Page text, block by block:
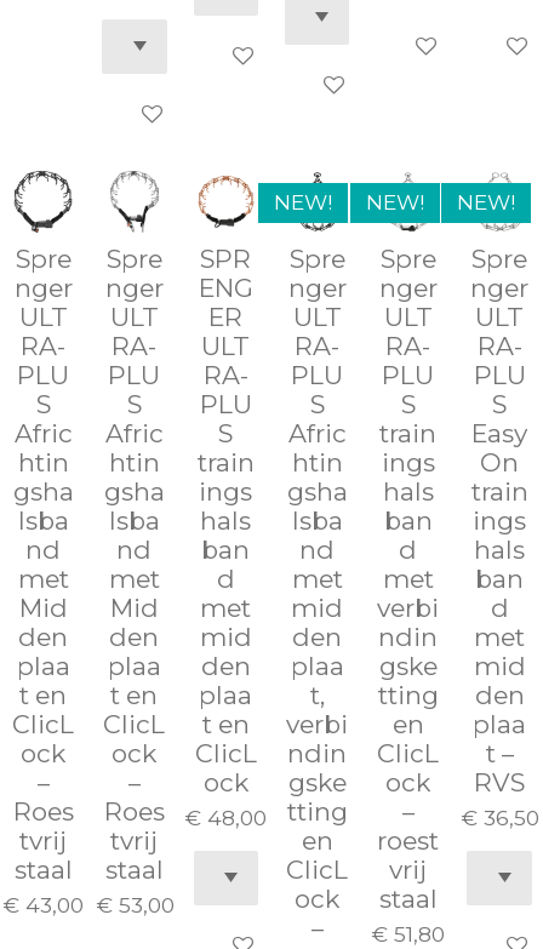
In winkelwagen
In winkelwagen
In winkelwagen
In In
Spre
nger
ULT
RA-
PLU
S
Afric
htin
gsha
lsba
nd
met
Mid
den
plaa
t en
ClicL
ock
–
Roes
tvrij
staal
€ 43,00
Spre
nger
ULT
RA-
PLU
S
Afric
htin
gsha
lsba
nd
met
Mid
den
plaa
t en
ClicL
ock
–
Roes
tvrij
staal
€ 53,00
SPR
ENG
ER
ULT
RA-
PLU
S
train
ings
hals
ban
d
met
mid
den
plaa
t en
ClicL
ock
€ 48,00
NEW!
Spre
nger
ULT
RA-
PLU
S
Afric
htin
gsha
lsba
nd
met
mid
den
plaa
t,
verbi
ndin
gske
tting
en
ClicL
ock
–
NEW!
Spre
nger
ULT
RA-
PLU
S
train
ings
hals
ban
d
met
verbi
ndin
gske
tting
en
ClicL
ock
–
roest
vrij
staal
€ 51,80
NEW!
Spre
nger
ULT
RA-
PLU
S
Easy
On
train
ings
hals
ban
d
met
mid
den
plaa
t –
RVS
€ 36,50